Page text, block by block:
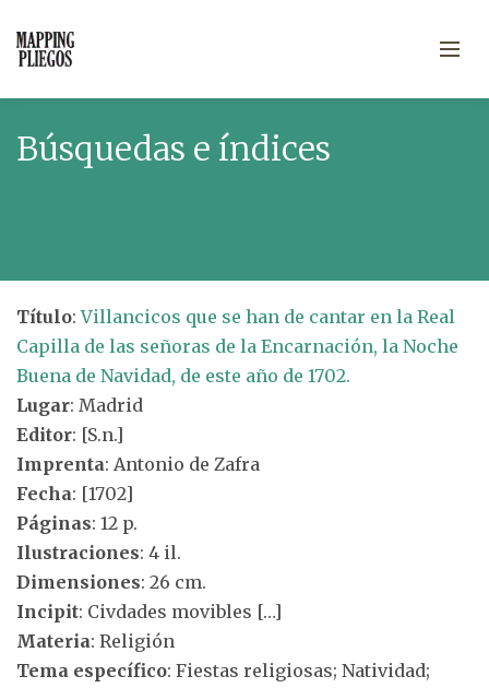
Búsquedas e índices
Título:Villancicos que se han de cantar en la Real
Capilla de las señoras de la Encarnación, la Noche
Buena de Navidad, de este año de 1702.
Lugar: Madrid
Editor: [S.n.]
Imprenta: Antonio de Zafra
Fecha: [1702]
Páginas: 12 p.
Ilustraciones: 4 il.
Dimensiones: 26 cm.
Incipit: Civdades movibles […]
Materia: Religión
Tema específico: Fiestas religiosas; Natividad;